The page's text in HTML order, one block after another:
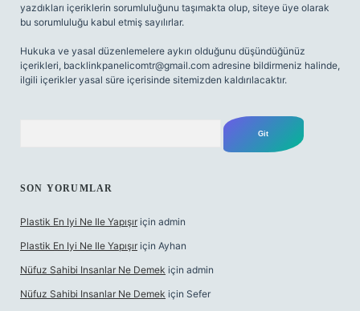
yazdıkları içeriklerin sorumluluğunu taşımakta olup, siteye üye olarak
bu sorumluluğu kabul etmiş sayılırlar.
Hukuka ve yasal düzenlemelere aykırı olduğunu düşündüğünüz
içerikleri, backlinkpanelicomtr@gmail.com adresine bildirmeniz halinde,
ilgili içerikler yasal süre içerisinde sitemizden kaldırılacaktır.
SON YORUMLAR
Plastik En Iyi Ne Ile Yapışır için admin
Plastik En Iyi Ne Ile Yapışır için Ayhan
Nüfuz Sahibi Insanlar Ne Demek için admin
Nüfuz Sahibi Insanlar Ne Demek için Sefer